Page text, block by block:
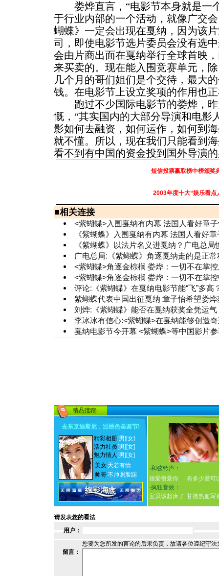
娄烨直言，“电影节本身就是一
于行业内部的一个活动，就像广交
蝴蝶》一定会出现在戛纳，因为该
司，即使电影节选片委员会没有选
会由片商出面在戛纳举行全球首映
来买卖的。现在能入围竞赛单元，
几个月的哥们姐们是个交待，最大
钱。在电影节上设立奖项的作用也
跑过不少国际电影节的娄烨，昨
慨，“其实国内的大部分导演和电影
影如何去融资，如何运作，如何到
就不懂。所以，现在我们只能看到
看不到有中国的资金投到国外导演
短信投票赢取榜中榜颁奖
2003年度十大“娱乐看点
■相关连接
<紫蝴蝶>入围戛纳有内幕 法国人看好章
《紫蝴蝶》入围戛纳有内幕 法国人看好
《紫蝴蝶》以法片名义进戛纳？广电总局
广电总局:《紫蝴蝶》角逐戛纳走的是正
<紫蝴蝶>角逐金棕榈 娄烨：一切不在掌
<紫蝴蝶>角逐金棕榈 娄烨：一切不在掌
评论:《紫蝴蝶》在戛纳电影节能“飞”多高
紫蝴蝶代表中国出征戛纳 章子怡希望娄烨
刘烨:《紫蝴蝶》能否在戛纳获奖全凭运气
李冰冰有信心:<紫蝴蝶>在戛纳能够创造
戛纳电影节今开幕 <紫蝴蝶>等中国影片
去东京迪斯尼，过桃色圣诞节!
精彩相册[男] [女]
活力社员 [男] [女]
魅力情人 [男] [女]
美女 天若有情
帅哥不帅照脸踢
·和弦铃声：
很爱很爱你
有多少爱可
·疯狂音效：
宝贝该起床了 甘撒热血写
请发表您的看法
用户：
您要为您所发的言论的后果负责，故请各位遵纪守
留言：